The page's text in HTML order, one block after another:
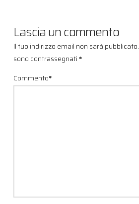
Lascia un commento
Il tuo indirizzo email non sarà pubblicato.
sono contrassegnati*
Commento*